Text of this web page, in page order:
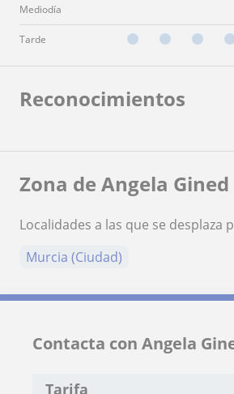
Mediodía
Tarde
Reconocimientos
Zona de Angela Gined
Localidades a las que se desplaza
Murcia (Ciudad)
Contacta con Angela
Tarifa